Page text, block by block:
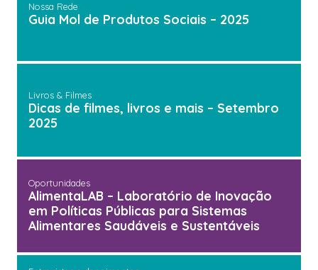
Nossa Rede
Guia Mol de Produtos Sociais – 2025
Livros & Filmes
Dicas de filmes, livros e mais – Setembro
2025
Oportunidades
AlimentaLAB – Laboratório de Inovação
em Políticas Públicas para Sistemas
Alimentares Saudáveis e Sustentáveis